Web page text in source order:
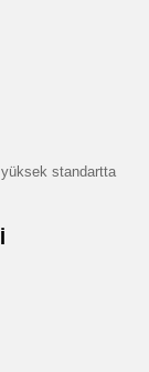
yüksek standartta